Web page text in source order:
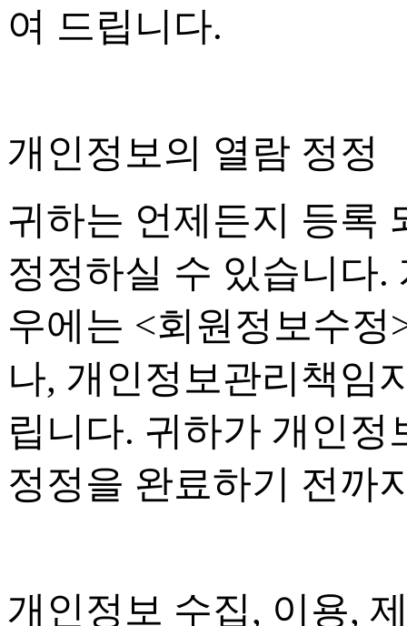
여 드립니다.
개인정보의 열람 정정
귀하는 언제든지 등록
정정하실 수 있습니다.
우에는 <회원정보수정
나, 개인정보관리책임
립니다. 귀하가 개인정
정정을 완료하기 전까
개인정보 수집, 이용,